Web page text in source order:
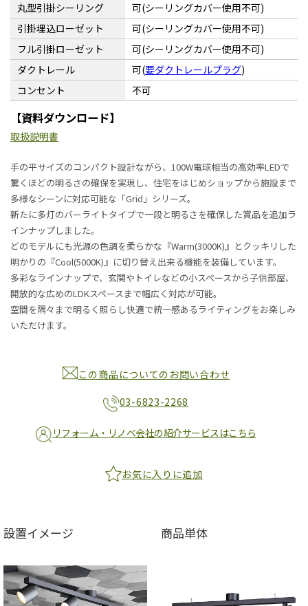
丸型引掛シーリング
可(シーリングカバー使用不可)
引掛埋込ローゼット
可(シーリングカバー使用不可)
フル引掛ローゼット
可(シーリングカバー使用不可)
ダクトレール
可(要ダクトレールプラグ)
コンセント
不可
【資料ダウンロード】
取扱説明書
手の平サイズのコンパクト設計ながら、100W電球相当の高効率LEDで
驚くほどの明るさの確保を実現し、住宅をはじめショップから施設まで
多様なシーンに対応可能な「Grid」シリーズ。
新たに多灯のバーライトタイプで一段と明るさを確保した賞品を追加ラ
インナップしました。
どのモデルにも光源の色調を柔らかな『Warm(3000K)』とクッキリした
明かりの『Cool(5000K)』に切り替え出来る機能を装備しています。
多彩なラインナップで、玄関やトイレなどの小スペースから子供部屋、
開放的な広めのLDKスペースまで幅広く対応が可能。
空間を隅々まで明るく照らし快適で統一感あるライティングをお楽しみ
いただけます。
この商品についてのお問い合わせ
03-6823-2268
リフォーム・リノベ会社の紹介サービスはこちら
お気に入りに追加
設置イメージ 商品単体